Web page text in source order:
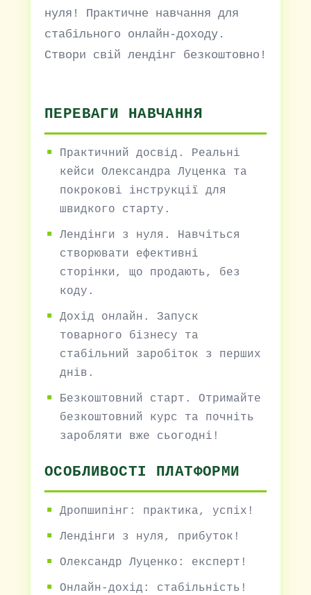
нуля! Практичне навчання для
стабільного онлайн-доходу.
Створи свій лендінг безкоштовно!
ПЕРЕВАГИ НАВЧАННЯ
Практичний досвід. Реальні
кейси Олександра Луценка та
покрокові інструкції для
швидкого старту.
Лендінги з нуля. Навчіться
створювати ефективні
сторінки, що продають, без
коду.
Дохід онлайн. Запуск
товарного бізнесу та
стабільний заробіток з перших
днів.
Безкоштовний старт. Отримайте
безкоштовний курс та почніть
заробляти вже сьогодні!
ОСОБЛИВОСТІ ПЛАТФОРМИ
Дропшипінг: практика, успіх!
Лендінги з нуля, прибуток!
Олександр Луценко: експерт!
Онлайн-дохід: стабільність!